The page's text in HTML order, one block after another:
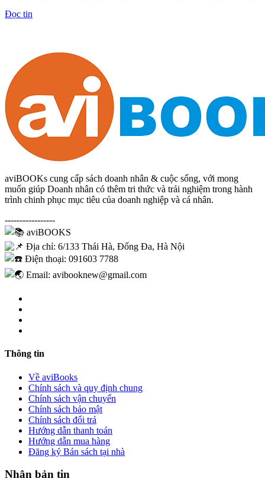
Đọc tin
aviBOOKs cung cấp sách doanh nhân & cuộc sống, với mong
muốn giúp Doanh nhân có thêm tri thức và trải nghiệm trong hành
trình chinh phục mục tiêu của doanh nghiệp và cá nhân.
-----------------
aviBOOKS
Địa chỉ: 6/133 Thái Hà, Đống Đa, Hà Nội
Điện thoại: 091603 7788
Email: avibooknew@gmail.com
Thông tin
Về aviBooks
Chính sách và quy định chung
Chính sách vận chuyển
Chính sách bảo mật
Chính sách đổi trả
Hướng dẫn thanh toán
Hướng dẫn mua hàng
Đăng ký Bán sách tại nhà
Nhận bản tin